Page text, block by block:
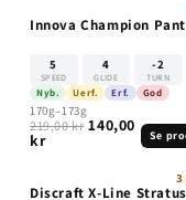
Innova Champion
5
SPEED
4
GLIDE
-2
TURN
Nyb. Uerf. Erf. God
170g–173g
219,00 kr 140,00
kr Se
3
Discraft X-Line Stratus